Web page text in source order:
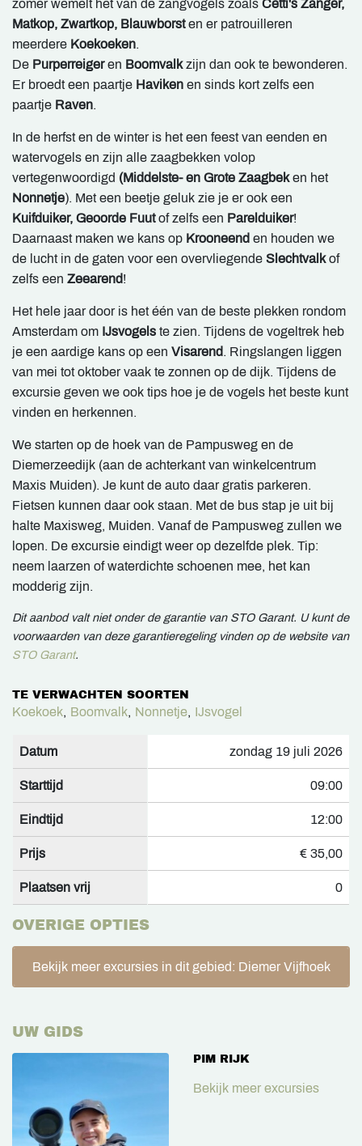
zomer wemelt het van de zangvogels zoals Cetti's Zanger,
Matkop, Zwartkop, Blauwborsten er patrouilleren
meerdere Koekoeken.
De Purperreigeren Boomvalkzijn dan ook te bewonderen.
Er broedt een paartje Haviken en sinds kort zelfs een
paartje Raven.
In de herfst en de winter is het een feest van eenden en
watervogels en zijn alle zaagbekken volop
vertegenwoordigd (Middelste- en Grote Zaagbeken het
Nonnetje). Met een beetje geluk zie je er ook een
Kuifduiker, Geoorde Fuutof zelfs een Parelduiker!
Daarnaast maken we kans op Krooneend en houden we
de lucht in de gaten voor een overvliegende Slechtvalkof
zelfs een Zeearend!
Het hele jaar door is het één van de beste plekken rondom
Amsterdam om IJsvogels te zien. Tijdens de vogeltrek heb
je een aardige kans op een Visarend. Ringslangen liggen
van mei tot oktober vaak te zonnen op de dijk. Tijdens de
excursie geven we ook tips hoe je de vogels het beste kunt
vinden en herkennen.
We starten op de hoek van de Pampusweg en de
Diemerzeedijk (aan de achterkant van winkelcentrum
Maxis Muiden). Je kunt de auto daar gratis parkeren.
Fietsen kunnen daar ook staan. Met de bus stap je uit bij
halte Maxisweg, Muiden. Vanaf de Pampusweg zullen we
lopen. De excursie eindigt weer op dezelfde plek. Tip:
neem laarzen of waterdichte schoenen mee, het kan
modderig zijn.
Dit aanbod valt niet onder de garantie van STO Garant. U kunt de
voorwaarden van deze garantieregeling vinden op de website van
STO Garant.
TE VERWACHTEN SOORTEN
Koekoek, Boomvalk, Nonnetje, IJsvogel
Datum zondag 19 juli 2026
Starttijd 09:00
Eindtijd 12:00
Prijs € 35,00
Plaatsen vrij 0
OVERIGE OPTIES
Bekijk meer excursies in dit gebied: Diemer Vijfhoek
UW GIDS
PIM RIJK
Bekijk meer excursies